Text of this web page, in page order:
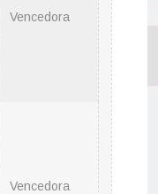
Vencedora
Vencedora